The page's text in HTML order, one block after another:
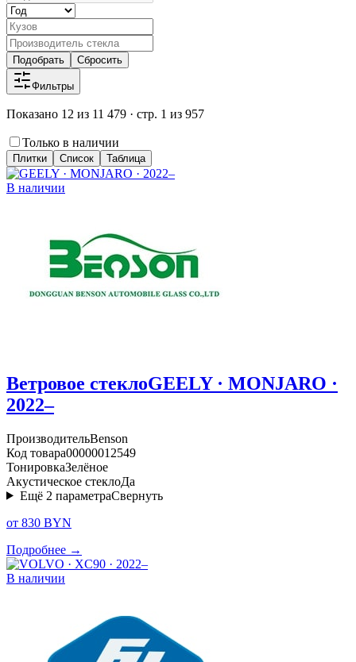
Подобрать Сбросить
Фильтры
Показано 12 из 11 479 · стр. 1 из 957
Только в наличии
Плитки Список Таблица
В наличии
Ветровое стеклоGEELY · MONJARO ·
2022–
ПроизводительBenson
Код товара00000012549
ТонировкаЗелёное
Акустическое стеклоДа
Ещё 2 параметраСвернуть
от 830 BYN
Подробнее →
В наличии